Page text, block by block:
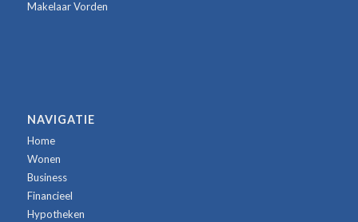
Makelaar Vorden
NAVIGATIE
Home
Wonen
Business
Financieel
Hypotheken